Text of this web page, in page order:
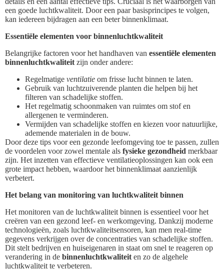
een goede luchtkwaliteit. Door een paar basisprincipes te volgen,
kan iedereen bijdragen aan een beter binnenklimaat.
Essentiële elementen voor binnenluchtkwaliteit
Belangrijke factoren voor het handhaven van essentiële elementen
binnenluchtkwaliteit zijn onder andere:
Regelmatige ventilatie om frisse lucht binnen te laten.
Gebruik van luchtzuiverende planten die helpen bij het
filteren van schadelijke stoffen.
Het regelmatig schoonmaken van ruimtes om stof en
allergenen te verminderen.
Vermijden van schadelijke stoffen en kiezen voor natuurlijke,
ademende materialen in de bouw.
Door deze tips voor een gezonde leefomgeving toe te passen, zullen
de voordelen voor zowel mentale als fysieke gezondheid merkbaar
zijn. Het inzetten van effectieve ventilatieoplossingen kan ook een
grote impact hebben, waardoor het binnenklimaat aanzienlijk
verbetert.
Het belang van monitoring van luchtkwaliteit binnen
Het monitoren van de luchtkwaliteit binnen is essentieel voor het
creëren van een gezond leef- en werkomgeving. Dankzij moderne
technologieën, zoals luchtkwaliteitsensoren, kan men real-time
gegevens verkrijgen over de concentraties van schadelijke stoffen.
Dit stelt bedrijven en huiseigenaren in staat om snel te reageren op
verandering in de binnenluchtkwaliteit en zo de algehele
luchtkwaliteit te verbeteren.